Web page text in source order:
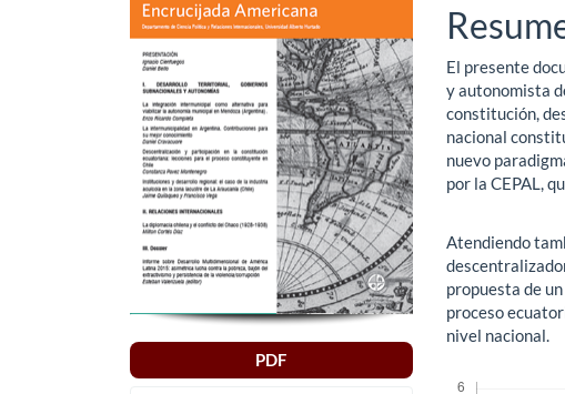
del
artículo
PDF
del
artículo
El presente
y autonomista
constitución,
nacional
nuevo
por la CEPAL,
Atendiendo
propuesta de
proceso
nivel nacional.